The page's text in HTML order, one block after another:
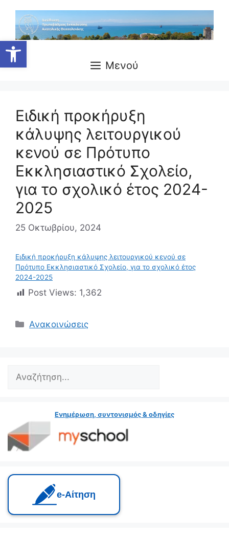
Ανοίξτε τη γραμμή εργαλείων
περιεχόμενο
Μενού
Ειδική προκήρυξη
κάλυψης λειτουργικού
κενού σε Πρότυπο
Εκκλησιαστικό Σχολείο,
για το σχολικό έτος 2024-
2025
25 Οκτωβρίου, 2024
Ειδική προκήρυξη κάλυψης λειτουργικού κενού σε
Πρότυπο Εκκλησιαστικό Σχολείο, για το σχολικό έτος
2024-2025
Post Views: 1,362
Κατηγορίες
Ανακοινώσεις
Search
Ενημέρωση, συντονισμός & οδηγίες
e‑Αίτηση